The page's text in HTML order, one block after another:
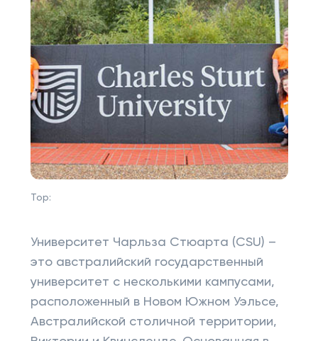
Top:
Университет Чарльза Стюарта (CSU) –
это австралийский государственный
университет с несколькими кампусами,
расположенный в Новом Южном Уэльсе,
Австралийской столичной территории,